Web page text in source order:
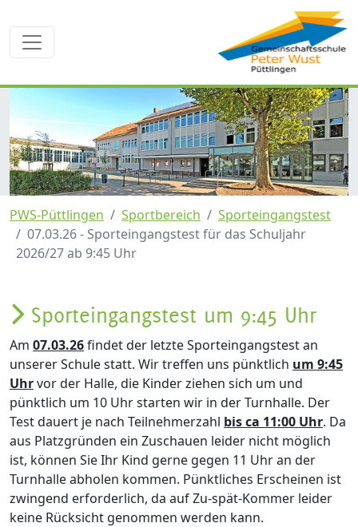
PWS-Püttlingen Sportbereich
Sporteingangstest
07.03.26 - Sporteingangstest für das Schuljahr
2026/27 ab 9:45 Uhr
Sporteingangstest um 9:45 Uhr
Am 07.03.26findet der letzte Sporteingangstest an
unserer Schule statt. Wir treffen uns pünktlich um 9:45
Uhrvor der Halle, die Kinder ziehen sich um und
pünktlich um 10 Uhr starten wir in der Turnhalle. Der
Test dauert je nach Teilnehmerzahl bis ca 11:00 Uhr. Da
aus Platzgründen ein Zuschauen leider nicht möglich
ist, können Sie Ihr Kind gerne gegen 11 Uhr an der
Turnhalle abholen kommen. Pünktliches Erscheinen ist
zwingend erforderlich, da auf Zu-spät-Kommer leider
keine Rücksicht genommen werden kann.